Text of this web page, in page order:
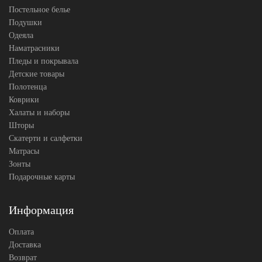
Постельное белье
Подушки
Одеяла
Наматрасники
Пледы и покрывала
Детские товары
Полотенца
Коврики
Халаты и наборы
Шторы
Скатерти и салфетки
Матрасы
Зонты
Подарочные карты
Информация
Оплата
Доставка
Возврат